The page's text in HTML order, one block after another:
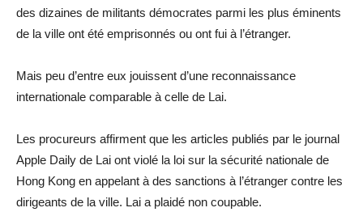
des dizaines de militants démocrates parmi les plus éminents
de la ville ont été emprisonnés ou ont fui à l’étranger.
Mais peu d’entre eux jouissent d’une reconnaissance
internationale comparable à celle de Lai.
Les procureurs affirment que les articles publiés par le journal
Apple Daily de Lai ont violé la loi sur la sécurité nationale de
Hong Kong en appelant à des sanctions à l’étranger contre les
dirigeants de la ville. Lai a plaidé non coupable.